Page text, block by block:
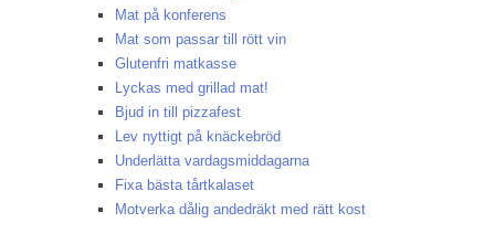
Mat på konferens
Mat som passar till rött vin
Glutenfri matkasse
Lyckas med grillad mat!
Bjud in till pizzafest
Lev nyttigt på knäckebröd
Underlätta vardagsmiddagarna
Fixa bästa tårtkalaset
Motverka dålig andedräkt med rätt kost